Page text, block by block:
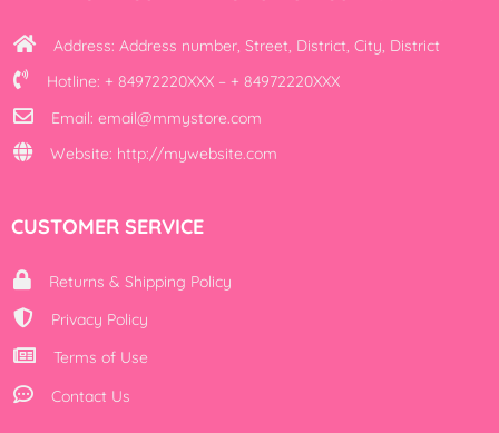
Address: Address number, Street, District, City, District
Hotline: + 84972220XXX – + 84972220XXX
Email: email@mmystore.com
Website: http://mywebsite.com
CUSTOMER SERVICE
Returns & Shipping Policy
Privacy Policy
Terms of Use
Contact Us